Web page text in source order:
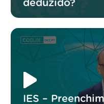
deduzido?
IES –